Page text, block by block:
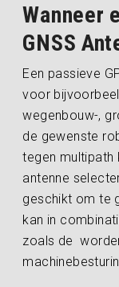
Wanneer
GNSS
Een passieve
voor
wegenbouw-,
de gewenste
tegen multipath
antenne
geschikt om te
kan in
zoals de